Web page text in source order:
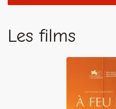
Les films